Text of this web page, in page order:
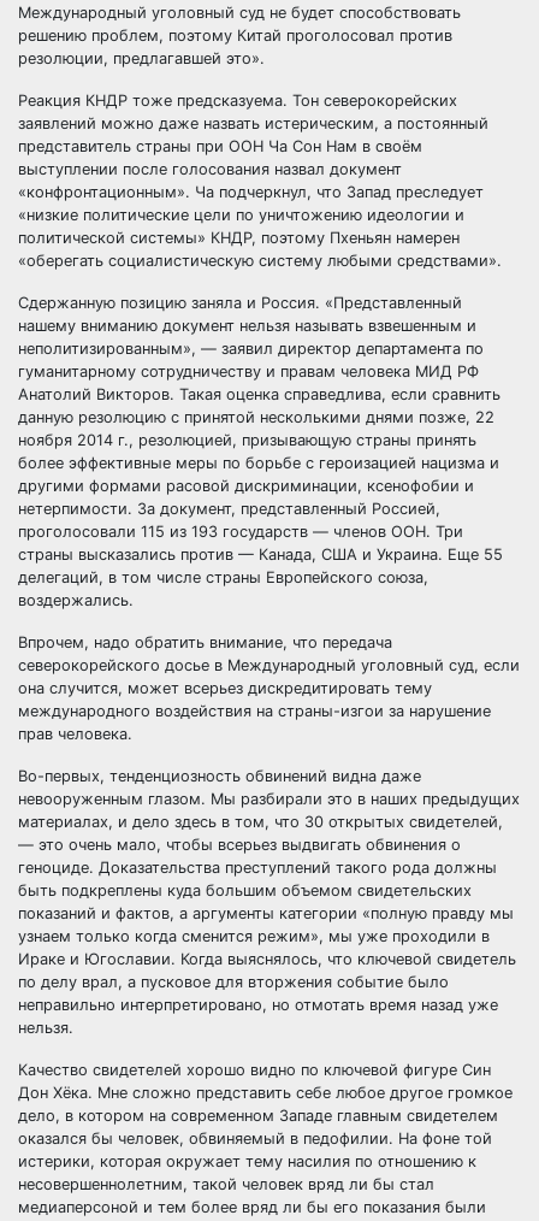
Международный уголовный суд не будет способствовать
решению проблем, поэтому Китай проголосовал против
резолюции, предлагавшей это».
Реакция КНДР тоже предсказуема. Тон северокорейских
заявлений можно даже назвать истерическим, а постоянный
представитель страны при ООН Ча Сон Нам в своём
выступлении после голосования назвал документ
«конфронтационным». Ча подчеркнул, что Запад преследует
«низкие политические цели по уничтожению идеологии и
политической системы» КНДР, поэтому Пхеньян намерен
«оберегать социалистическую систему любыми средствами».
Сдержанную позицию заняла и Россия. «Представленный
нашему вниманию документ нельзя называть взвешенным и
неполитизированным», — заявил директор департамента по
гуманитарному сотрудничеству и правам человека МИД РФ
Анатолий Викторов. Такая оценка справедлива, если сравнить
данную резолюцию с принятой несколькими днями позже, 22
ноября 2014 г., резолюцией, призывающую страны принять
более эффективные меры по борьбе с героизацией нацизма и
другими формами расовой дискриминации, ксенофобии и
нетерпимости. За документ, представленный Россией,
проголосовали 115 из 193 государств — членов ООН. Три
страны высказались против — Канада, США и Украина. Еще 55
делегаций, в том числе страны Европейского союза,
воздержались.
Впрочем, надо обратить внимание, что передача
северокорейского досье в Международный уголовный суд, если
она случится, может всерьез дискредитировать тему
международного воздействия на страны-изгои за нарушение
прав человека.
Во-первых, тенденциозность обвинений видна даже
невооруженным глазом. Мы разбирали это в наших предыдущих
материалах, и дело здесь в том, что 30 открытых свидетелей,
— это очень мало, чтобы всерьез выдвигать обвинения о
геноциде. Доказательства преступлений такого рода должны
быть подкреплены куда большим объемом свидетельских
показаний и фактов, а аргументы категории «полную правду мы
узнаем только когда сменится режим», мы уже проходили в
Ираке и Югославии. Когда выяснялось, что ключевой свидетель
по делу врал, а пусковое для вторжения событие было
неправильно интерпретировано, но отмотать время назад уже
нельзя.
Качество свидетелей хорошо видно по ключевой фигуре Син
Дон Хёка. Мне сложно представить себе любое другое громкое
дело, в котором на современном Западе главным свидетелем
оказался бы человек, обвиняемый в педофилии. На фоне той
истерики, которая окружает тему насилия по отношению к
несовершеннолетним, такой человек вряд ли бы стал
медиаперсоной и тем более вряд ли бы его показания были